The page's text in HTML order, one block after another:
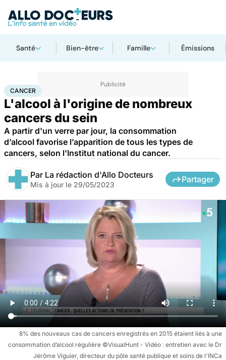
Santé Bien-être Famille Émissions
AccueilSanté Cancer
CANCER
L'alcool à l'origine de nombreux
cancers du sein
A partir d'un verre par jour, la consommation
d’alcool favorise l’apparition de tous les types de
cancers, selon l'Institut national du cancer.
Par La rédaction d'Allo Docteurs
Mis à jour le 29/05/2023
Partager
8% des nouveaux cas de cancers enregistrés en 2015 étaient liés à une
consommation d’alcool régulière ©VisualHunt - Vidéo : entretien avec le Dr
Jérôme Viguier, directeur du pôle santé publique et soins de l'INCa